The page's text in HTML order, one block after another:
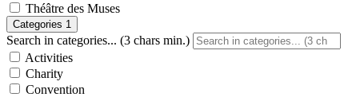
Théâtre des Muses
Categories 1
Search in categories... (3 chars min.)
Activities
Charity
Convention